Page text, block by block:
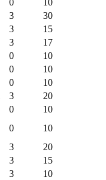
0
10
3
30
3
15
3
17
0
10
0
10
0
10
3
20
0
10
0
10
3
20
3
15
3
10